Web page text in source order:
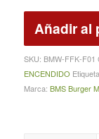
Añadir al
SKU: BMW‑FFK‑F01
ENCENDIDO
Marca: BMS Burger